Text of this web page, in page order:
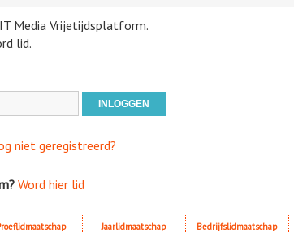
Media Vrijetijdsplatform.
lid.
niet geregistreerd?
Word hier lid
Jaarlidmaatschap
Bedrijfslidmaatschap